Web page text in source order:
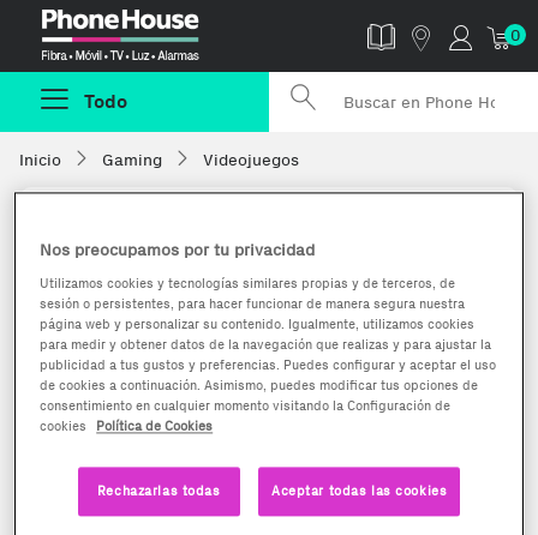
0
Todo
Inicio Gaming Videojuegos
Nos preocupamos por tu privacidad
Utilizamos cookies y tecnologías similares propias y de terceros, de
sesión o persistentes, para hacer funcionar de manera segura nuestra
página web y personalizar su contenido. Igualmente, utilizamos cookies
para medir y obtener datos de la navegación que realizas y para ajustar la
publicidad a tus gustos y preferencias. Puedes configurar y aceptar el uso
de cookies a continuación. Asimismo, puedes modificar tus opciones de
consentimiento en cualquier momento visitando la Configuración de
cookies
Política de Cookies
Rechazarlas todas Aceptar todas las cookies